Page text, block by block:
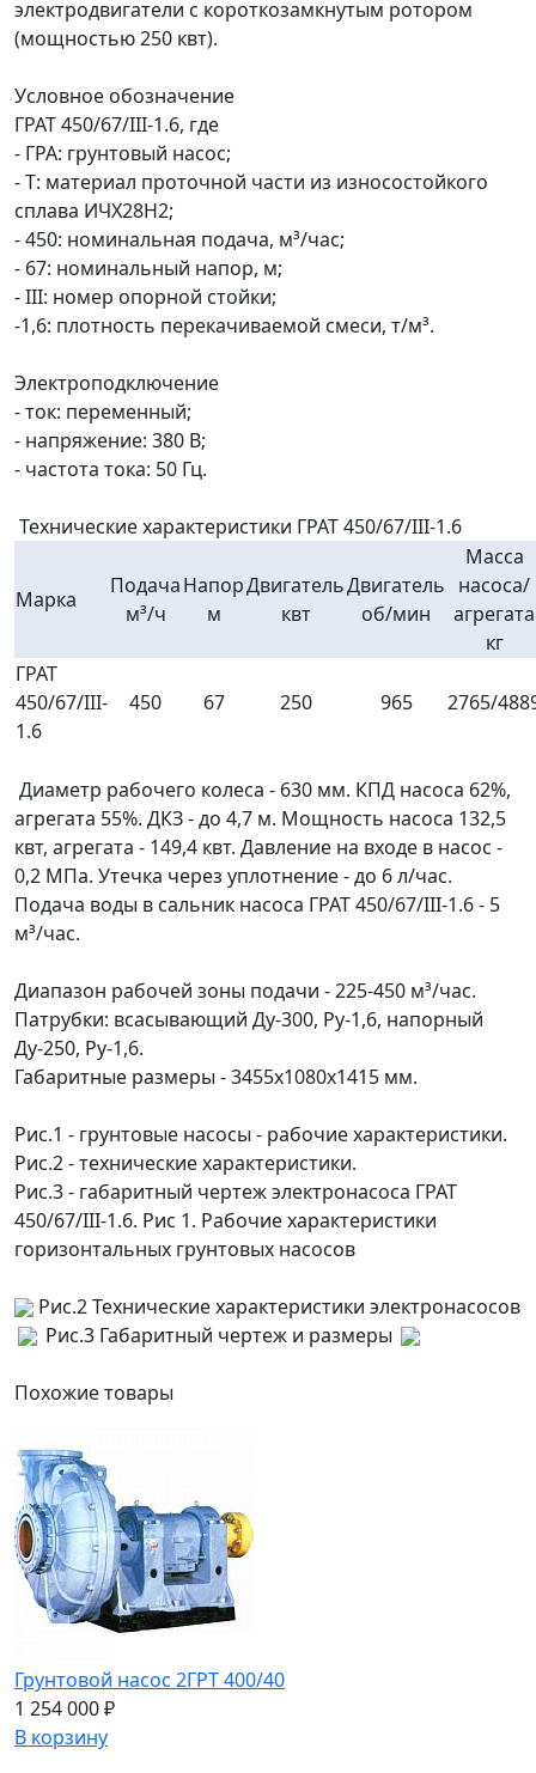
электродвигатели с короткозамкнутым ротором
(мощностью 250 квт).
Условное обозначение
ГРАТ 450/67/III-1.6, где
- ГРА: грунтовый насос;
- Т: материал проточной части из износостойкого
сплава ИЧХ28Н2;
- 450: номинальная подача, м³/час;
- 67: номинальный напор, м;
- III: номер опорной стойки;
-1,6: плотность перекачиваемой смеси, т/м³.
Электроподключение
- ток: переменный;
- напряжение: 380 В;
- частота тока: 50 Гц.
Технические характеристики ГРАТ 450/67/III-1.6
Марка
Подача
м³/ч
Напор
м
Двигатель
квт
Двигатель
об/мин
Масса
насоса/
агрегата
кг
ГРАТ
450/67/III-
1.6
450 67 250 965 2765/
Диаметр рабочего колеса - 630 мм. КПД насоса 62%,
агрегата 55%. ДКЗ - до 4,7 м. Мощность насоса 132,5
квт, агрегата - 149,4 квт. Давление на входе в насос -
0,2 МПа. Утечка через уплотнение - до 6 л/час.
Подача воды в сальник насоса ГРАТ 450/67/III-1.6 - 5
м³/час.
Диапазон рабочей зоны подачи - 225-450 м³/час.
Патрубки: всасывающий Ду-300, Ру-1,6, напорный
Ду-250, Ру-1,6.
Габаритные размеры - 3455х1080х1415 мм.
Рис.1 - грунтовые насосы - рабочие характеристики.
Рис.2 - технические характеристики.
Рис.3 - габаритный чертеж электронасоса ГРАТ
450/67/III-1.6. Рис 1. Рабочие характеристики
горизонтальных грунтовых насосов
Рис.2 Технические характеристики электронасосов
Рис.3 Габаритный чертеж и размеры
Похожиетовары
Грунтовой насос 2ГРТ 400/40
1 254 000 ₽
В корзину